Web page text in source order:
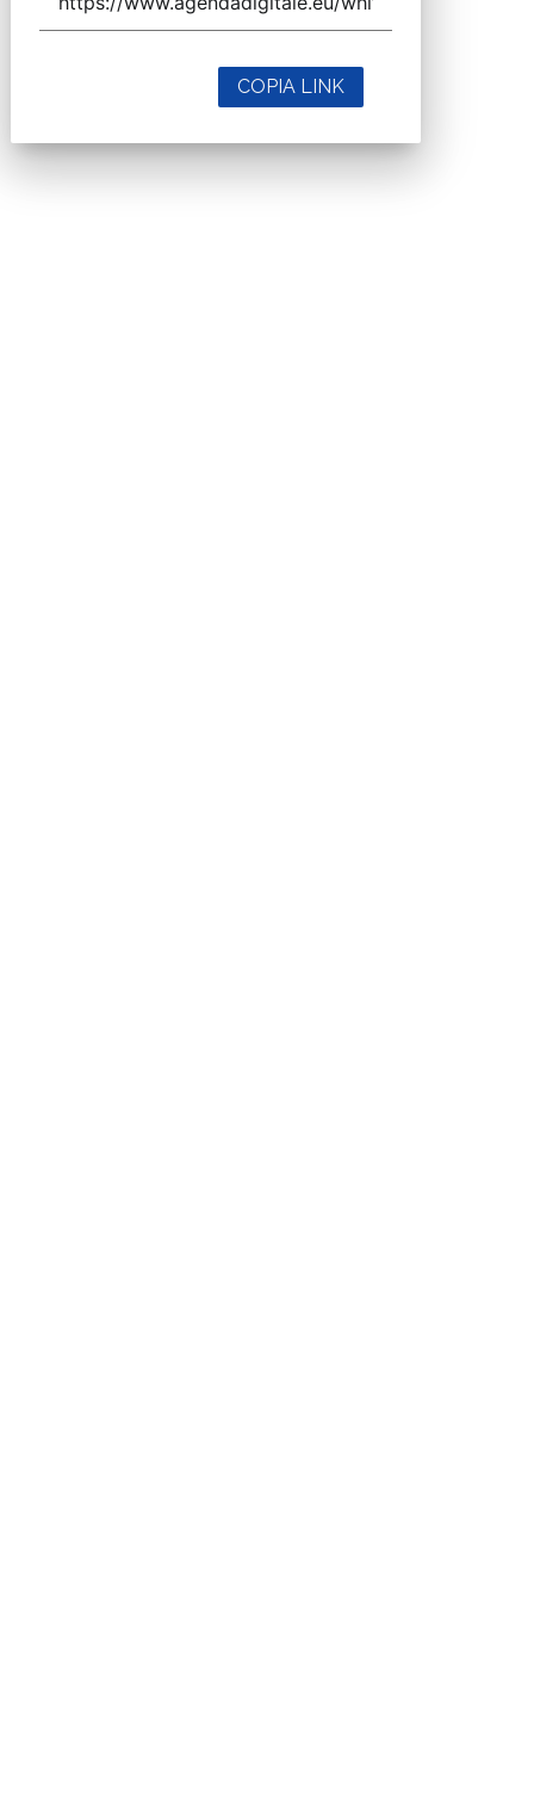
COPIA LINK